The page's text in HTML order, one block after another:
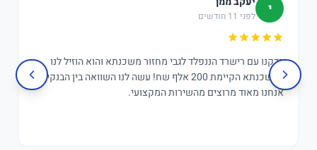
י לפני 11 חודשים
בדקנו עם רישרד הננפלד לגבי מחזור משכנתא והוא הוזיל לנו
במשכנתא הקיימת 200 אלף שח! עשה לנו השוואה בין הבנקים,
אנחנו מאוד מרוצים מהשירות המקצועי.